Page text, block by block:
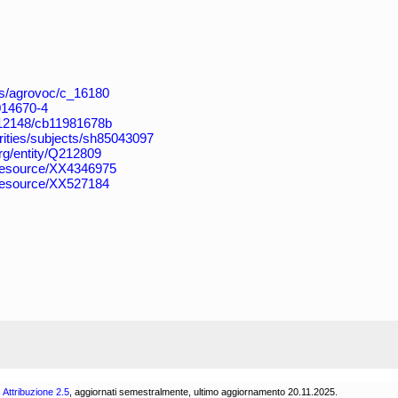
agrovoc/c_16180
4
cb11981678b
subjects/sh85043097
entity/Q212809
XX4346975
XX527184
2.5 , aggiornati semestralmente, ultimo aggiornamento 20.11.2025.